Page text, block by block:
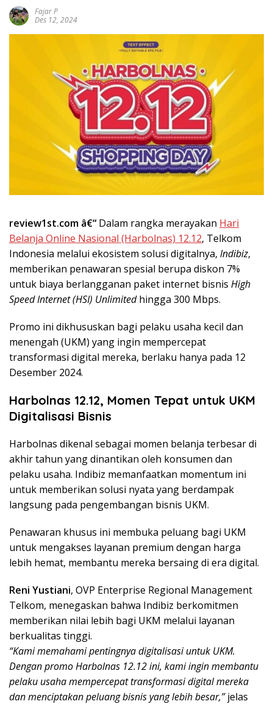
Fajar P
Des 12, 2024
review1st.com â€“ Dalam rangka merayakan Hari
Belanja Online Nasional (Harbolnas) 12.12, Telkom
Indonesia melalui ekosistem solusi digitalnya, Indibiz,
memberikan penawaran spesial berupa diskon 7%
untuk biaya berlangganan paket internet bisnis High
Speed Internet (HSI) Unlimitedhingga 300 Mbps.
Promo ini dikhususkan bagi pelaku usaha kecil dan
menengah (UKM) yang ingin mempercepat
transformasi digital mereka, berlaku hanya pada 12
Desember 2024.
Harbolnas 12.12, Momen Tepat untuk UKM
Digitalisasi Bisnis
Harbolnas dikenal sebagai momen belanja terbesar di
akhir tahun yang dinantikan oleh konsumen dan
pelaku usaha. Indibiz memanfaatkan momentum ini
untuk memberikan solusi nyata yang berdampak
langsung pada pengembangan bisnis UKM.
Penawaran khusus ini membuka peluang bagi UKM
untuk mengakses layanan premium dengan harga
lebih hemat, membantu mereka bersaing di era digital.
Reni Yustiani, OVP Enterprise Regional Management
Telkom, menegaskan bahwa Indibiz berkomitmen
memberikan nilai lebih bagi UKM melalui layanan
berkualitas tinggi.
“Kami memahami pentingnya digitalisasi untuk UKM.
Dengan promo Harbolnas 12.12 ini, kami ingin membantu
pelaku usaha mempercepat transformasi digital mereka
dan menciptakan peluang bisnis yang lebih besar,”jelas